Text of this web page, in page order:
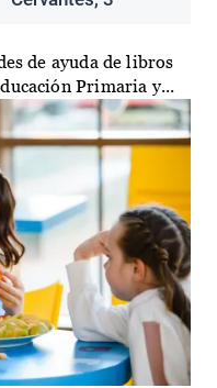
de ayuda de libros
Primaria y...